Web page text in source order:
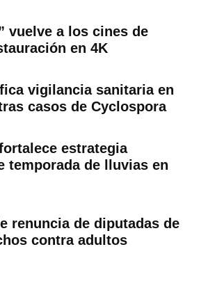
vuelve a los cines de
en 4K
vigilancia sanitaria en
casos de Cyclospora
estrategia
temporada de lluvias en
renuncia de diputadas de
contra adultos